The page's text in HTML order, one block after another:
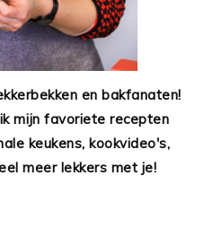
en bakfanaten!
mijn favoriete recepten
keukens, kookvideo's,
meer lekkers met je!